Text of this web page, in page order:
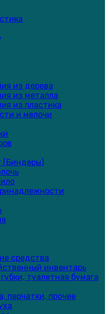
из дерева
из металла
из пластика
и мелочи
(Биндеры)
средства
инвентарь
туалетная бумага
перчатки, прочее